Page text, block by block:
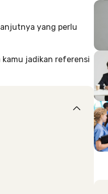
yang perlu
jadikan referensi